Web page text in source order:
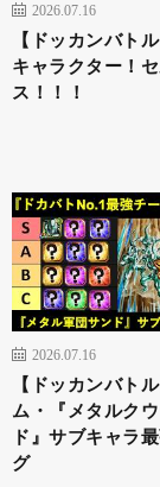
2026.07.16
【ドッカンバト
キャラクター！
ス！！！
2026.07.16
【ドッカンバト
ム・『メタルク
ド』サブキャラ
グ